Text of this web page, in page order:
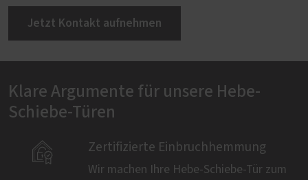
Jetzt Kontakt aufnehmen
Klare Argumente für unsere Hebe-
Schiebe-Türen
 Zertifizierte Einbruchhemmung
Wir machen Ihre Hebe-Schiebe-Tür zum